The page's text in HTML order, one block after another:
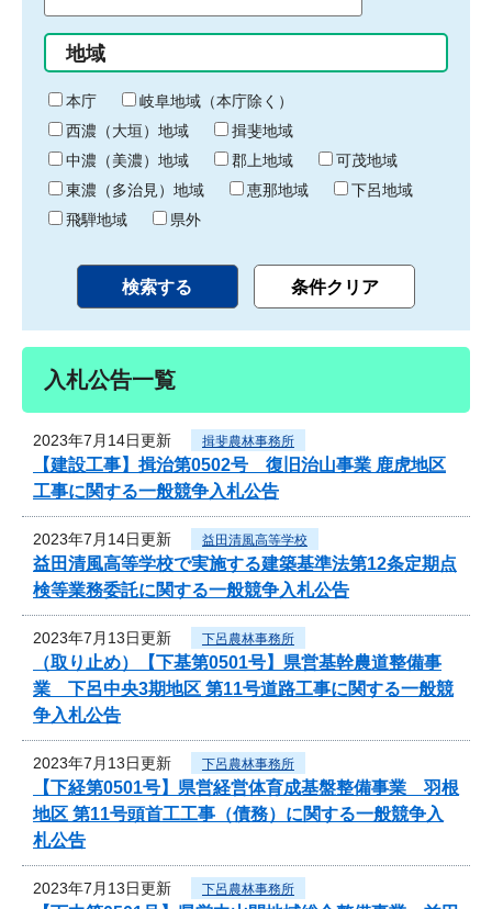
始
り
間
終
わ
り
地域
本庁
岐阜地域（本庁除く）
西濃（大垣）地域
揖斐地域
中濃（美濃）地域
郡上地域
可茂地域
東濃（多治見）地域
恵那地域
下呂地域
飛騨地域
県外
入札公告一覧
2023年7月14日更新 揖斐農林事務所
【建設工事】揖治第0502号 復旧治山事業 鹿虎地区
工事に関する一般競争入札公告
2023年7月14日更新 益田清風高等学校
益田清風高等学校で実施する建築基準法第12条定期点
検等業務委託に関する一般競争入札公告
2023年7月13日更新 下呂農林事務所
（取り止め）【下基第0501号】県営基幹農道整備事
業 下呂中央3期地区 第11号道路工事に関する一般競
争入札公告
2023年7月13日更新 下呂農林事務所
【下経第0501号】県営経営体育成基盤整備事業 羽根
地区 第11号頭首工工事（債務）に関する一般競争入
札公告
2023年7月13日更新 下呂農林事務所